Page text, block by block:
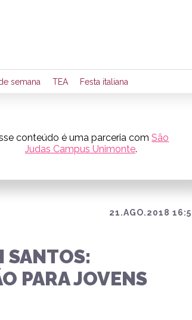
Preencha seus dados para receber
de eventos e notícias da região.
Quero
semana TEA Festa italiana
conteúdo é uma parceria comSão
Judas Campus Unimonte.
21.AGO.2018
SANTOS:
PARA JOVENS